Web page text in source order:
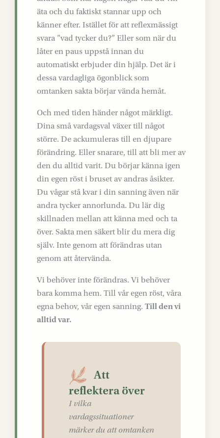
äta och du faktiskt stannar upp och
känner efter. Istället för att reflexmässigt
svara ”vad tycker du?” Eller som när du
låter en paus uppstå innan du
automatiskt erbjuder din hjälp. Det är i
dessa vardagliga ögonblick som
omtanken sakta börjar vända hemåt.
Och med tiden händer något märkligt.
Dina små vardagsval växer till något
större. De ackumuleras till en djupare
förändring. Eller snarare, till att bli mer av
den du alltid varit. Du börjar känna igen
din egen röst i bruset av andras åsikter.
Du vågar stå kvar i din sanning även när
andra tycker annorlunda. Du lär dig
skillnaden mellan att känna med och ta
över. Sakta men säkert blir du mera dig
själv. Inte genom att förändras utan
genom att återvända.
Vi behöver inte förändras. Vi behöver
bara komma hem. Till vår egen röst, våra
egna behov, vår egen sanning. Till den vi
alltid var.
Att
reflektera över
I vilka
vardagssituationer
märker du att omtanken